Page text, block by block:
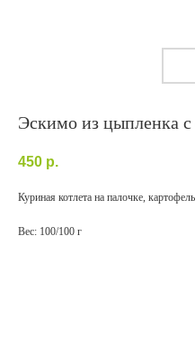
Эскимо из цыпленка
450 р.
Куриная котлета на палочке,
Вес: 100/100 г